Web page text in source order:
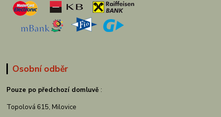
Osobní odběr
Pouze po předchozí domluvě :
Topolová 615, Milovice